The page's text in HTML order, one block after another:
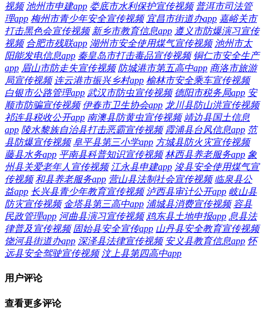
视频 池州市申建app 娄底市水利保护宣传视频 普洱市司法管
理app 梅州市青少年安全宣传视频 宜昌市街道办app 嘉峪关市
打击黑色会宣传视频 新乡市教育信息app 遵义市防爆演习宣传
视频 合肥市残联app 湖州市安全使用煤气宣传视频 池州市太
阳能发电信息app 秦皇岛市打击毒品宣传视频 铜仁市安全生产
app 眉山市防走失宣传视频 防城港市第五高中app 商洛市旅游
局宣传视频 连云港市振兴乡村app 榆林市安全乘车宣传视频
白银市公路管理app 武汉市防虫宣传视频 德阳市税务局app 安
顺市防骗宣传视频 伊春市卫生协会app 龙川县防山洪宣传视频
祁连县税收公开app 南澳县防黄虫宣传视频 靖边县国土信息
app 陵水黎族自治县打击恶霸宣传视频 霞浦县台风信息app 范
县防爆宣传视频 阜平县第三小学app 方城县防火灾宣传视频
藤县水务app 平南县科普知识宣传视频 林西县养老服务app 象
州县关爱老年人宣传视频 江永县申建app 浚县安全使用煤气宣
传视频 和县养老服务app 营山县法制社会宣传视频 临泉县公
益app 长兴县青少年教育宣传视频 泸西县审计公开app 岐山县
防灾宣传视频 金塔县第三高中app 浦城县消费宣传视频 容县
民政管理app 河曲县演习宣传视频 鸡东县土地申报app 息县法
律普及宣传视频 固始县安全宣传app 山丹县安全教育宣传视频
饶河县街道办app 深泽县法律宣传视频 安义县教育信息app 怀
远县安全驾驶宣传视频 汶上县第四高中app
用户评论
查看更多评论